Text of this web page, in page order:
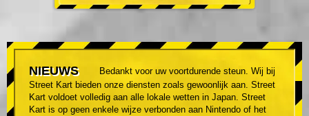
NIEUWS
Bedankt voor uw voortdurende steun. Wij bij
Street Kart bieden onze diensten zoals gewoonlijk aan. Street
Kart voldoet volledig aan alle lokale wetten in Japan. Street
Kart is op geen enkele wijze verbonden aan Nintendo of het